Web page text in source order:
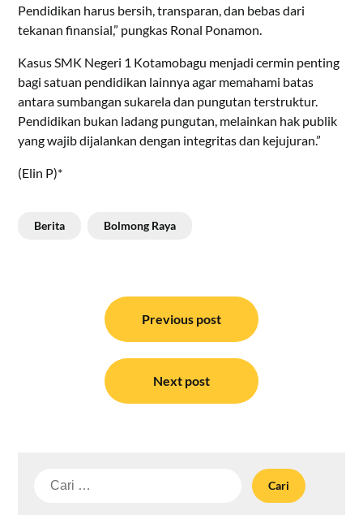
Pendidikan harus bersih, transparan, dan bebas dari
tekanan finansial,” pungkas Ronal Ponamon.
Kasus SMK Negeri 1 Kotamobagu menjadi cermin penting
bagi satuan pendidikan lainnya agar memahami batas
antara sumbangan sukarela dan pungutan terstruktur.
Pendidikan bukan ladang pungutan, melainkan hak publik
yang wajib dijalankan dengan integritas dan kejujuran.”
(Elin P)*
Berita Bolmong Raya
Previous post
Next post
Cari